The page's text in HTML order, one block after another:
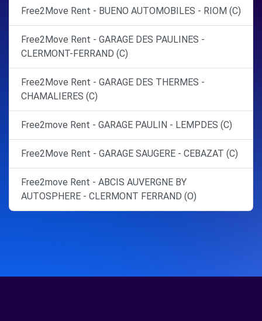
Free2Move Rent - BUENO AUTOMOBILES - RIOM (C)
Free2Move Rent - GARAGE DES PAULINES -
CLERMONT-FERRAND (C)
Free2Move Rent - GARAGE DES THERMES -
CHAMALIERES (C)
Free2move Rent - GARAGE PAULIN - LEMPDES (C)
Free2Move Rent - GARAGE SAUGERE - CEBAZAT (C)
Free2move Rent - ABCIS AUVERGNE BY
AUTOSPHERE - CLERMONT FERRAND (O)